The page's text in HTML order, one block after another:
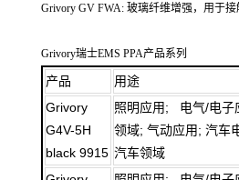
Grivory GV FWA: 玻璃纤维增强，用于
Grivory瑞士EMS PPA产品系列
产品 用途
Grivory
G4V-5H
black 9915
照明应用; 电气/电子
领域; 气动应用; 汽车
汽车领域